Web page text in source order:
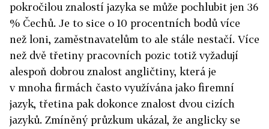
pokročilou znalostí jazyka se může pochlubit jen 36
% Čechů. Je to sice o 10 procentních bodů více
než loni, zaměstnavatelům to ale stále nestačí. Více
než dvě třetiny pracovních pozic totiž vyžadují
alespoň dobrou znalost angličtiny, která je
v mnoha firmách často využívána jako firemní
jazyk, třetina pak dokonce znalost dvou cizích
jazyků. Zmíněný průzkum ukázal, že anglicky se